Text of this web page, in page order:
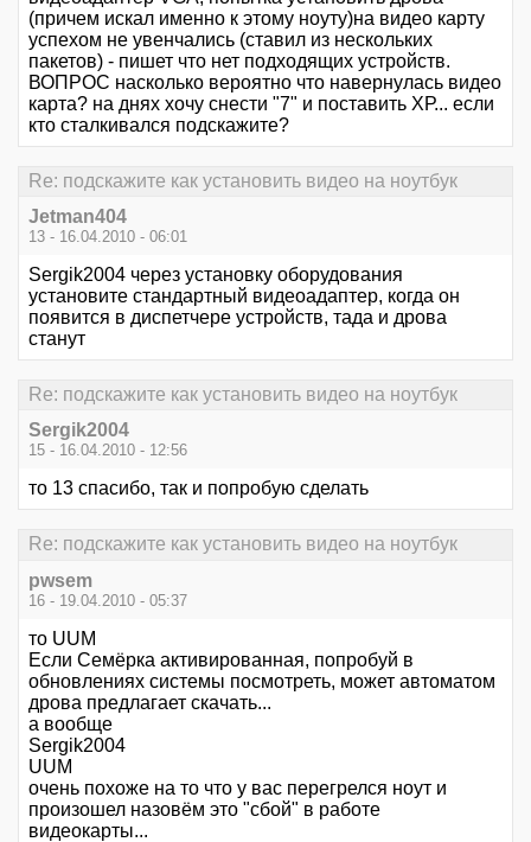
(причем искал именно к этому ноуту)на видео карту
успехом не увенчались (ставил из нескольких
пакетов) - пишет что нет подходящих устройств.
ВОПРОС насколько вероятно что навернулась видео
карта? на днях хочу снести "7" и поставить ХР... если
кто сталкивался подскажите?
Re: подскажите как установить видео на ноутбук
Jetman404
13 - 16.04.2010 - 06:01
Sergik2004 через установку оборудования
установите стандартный видеоадаптер, когда он
появится в диспетчере устройств, тада и дрова
станут
Re: подскажите как установить видео на ноутбук
Sergik2004
15 - 16.04.2010 - 12:56
то 13 спасибо, так и попробую сделать
Re: подскажите как установить видео на ноутбук
pwsem
16 - 19.04.2010 - 05:37
то UUM
Если Семёрка активированная, попробуй в
обновлениях системы посмотреть, может автоматом
дрова предлагает скачать...
а вообще
Sergik2004
UUM
очень похоже на то что у вас перегрелся ноут и
произошел назовём это "сбой" в работе
видеокарты...